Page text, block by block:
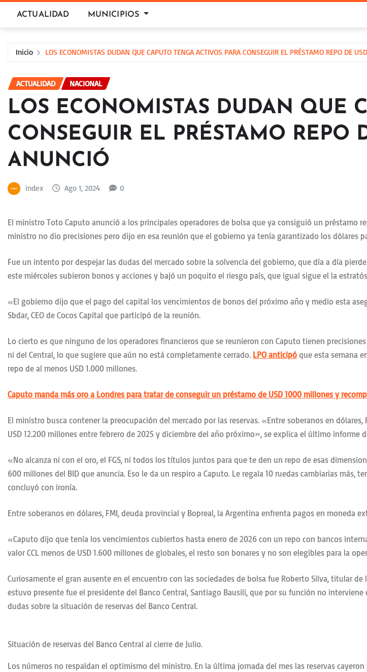
ACTUALIDAD MUNICIPIOS
Inicio LOS ECONOMISTAS DUDAN QUE CAPUTO TENGA ACTIVOS PARA CONSEGUIR EL PRÉSTAMO REPO DE
ACTUALIDAD NACIONAL
LOS ECONOMISTAS DUDAN QUE
CONSEGUIR EL PRÉSTAMO REPO
ANUNCIÓ
index Ago 1, 2024 0
El ministro Toto Caputo anunció a los principales operadores de bolsa que ya consiguió un préstamo
ministro no dio precisiones pero dijo en esa reunión que el gobierno ya tenía garantizado los dólares
Fue un intento por despejar las dudas del mercado sobre la solvencia del gobierno, que día a día
este miércoles subieron bonos y acciones y bajó un poquito el riesgo país, que igual sigue el la
«El gobierno dijo que el pago del capital los vencimientos de bonos del próximo año y medio esta
Sbdar, CEO de Cocos Capital que participó de la reunión.
Lo cierto es que ninguno de los operadores financieros que se reunieron con Caputo tienen
ni del Central, lo que sugiere que aún no está completamente cerrado. LPO anticipó que esta semana
repo de al menos USD 1.000 millones.
Caputo manda más oro a Londres para tratar de conseguir un préstamo de USD 1000 millones y
El ministro busca contener la preocupación del mercado por las reservas. «Entre soberanos en
USD 12.200 millones entre febrero de 2025 y diciembre del año próximo», se explica el último informe
«No alcanza ni con el oro, el FGS, ni todos los títulos juntos para que te den un repo de esas
600 millones del BID que anuncia. Eso le da un respiro a Caputo. Le regala 10 ruedas cambiarias más,
concluyó con ironía.
Entre soberanos en dólares, FMI, deuda provincial y Bopreal, la Argentina enfrenta pagos en moneda
«Caputo dijo que tenía los vencimientos cubiertos hasta enero de 2026 con un repo con bancos
valor CCL menos de USD 1.600 millones de globales, el resto son bonares y no son elegibles para la
Curiosamente el gran ausente en el encuentro con las sociedades de bolsa fue Roberto Silva, titular
estuvo presente fue el presidente del Banco Central, Santiago Bausili, que por su función no
dudas sobre la situación de reservas del Banco Central.
Situación de reservas del Banco Central al cierre de Julio.
Los números no respaldan el optimismo del ministro. En la última jornada del mes las reservas